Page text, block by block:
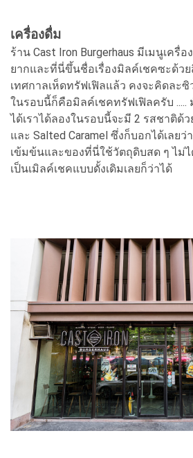
เครื่องดื่ม
ร้าน Cast Iron Burgerhaus มีเมนูเค
ยากและที่นี่ขึ้นชื่อเรื่องมิลค์เชคซะด้ว
เทศกาลเห็ดทรัฟเฟิลแล้ว คงจะคิดละ
ในรอบนี้ก็คือมิลค์เชคทรัฟเฟิลครับ
ได้เราได้ลองในรอบนี้จะมี 2 รสชาติด้
และ Salted Caramel ซึ่งก็บอกได้เลย
เข้มข้นและของที่นี่ใช้วัตถุดิบสด ๆ ไม่ไ
เป็นเมิลค์เชคแบบดั้งเดิมเลยก็ว่าได้